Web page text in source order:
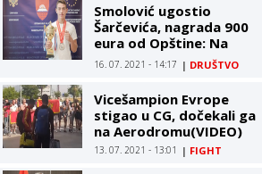
Smolović ugostio
Šarčevića, nagrada 900
eura od Opštine: Na
najbolji način predstavio
16. 07. 2021 - 14:17 | DRUŠTVO
Vicešampion Evrope
stigao u CG, dočekali ga
na Aerodromu(VIDEO)
13. 07. 2021 - 13:01 | FIGHT